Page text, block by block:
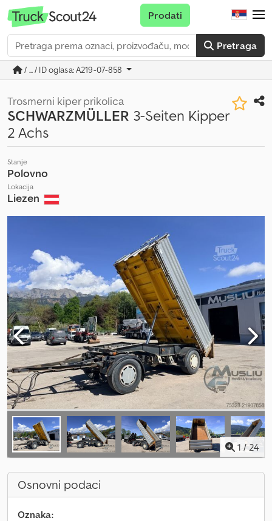
Pretraga
Prodati
/ ... / ID oglasa: A219-07-858
Trosmerni kiper prikolica
SCHWARZMÜLLER 3-Seiten Kipper
2 Achs
Stanje
Polovno
Lokacija
Liezen
1 /24
Osnovni podaci
Oznaka: